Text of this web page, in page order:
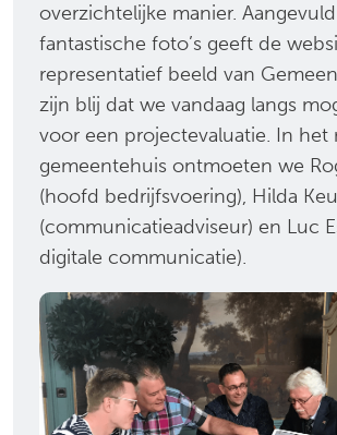
overzichtelijke manier.
fantastische foto’s geeft de
representatief beeld van
zijn blij dat we vandaag langs
voor een projectevaluatie. In het
gemeentehuis ontmoeten we
(hoofd bedrijfsvoering), Hilda
(communicatieadviseur) en Luc
digitale communicatie).